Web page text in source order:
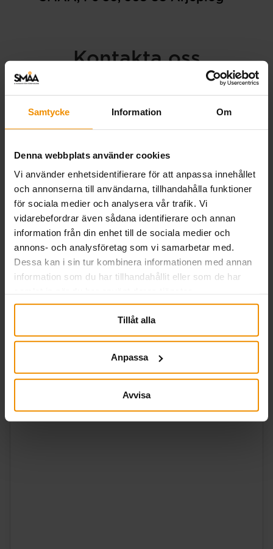
Samtycke Information Om
Denna webbplats använder cookies
Vi använder enhetsidentifierare för att anpassa innehållet
och annonserna till användarna, tillhandahålla funktioner
för sociala medier och analysera vår trafik. Vi
vidarebefordrar även sådana identifierare och annan
information från din enhet till de sociala medier och
annons- och analysföretag som vi samarbetar med.
Dessa kan i sin tur kombinera informationen med annan
information som du har tillhandahållit eller som de har
Tillåt alla
Anpassa
Avvisa
Kontakta oss
Förnamn Efternamn (obligatoriskt)
Tel. nummer
Ämne
Meddelande